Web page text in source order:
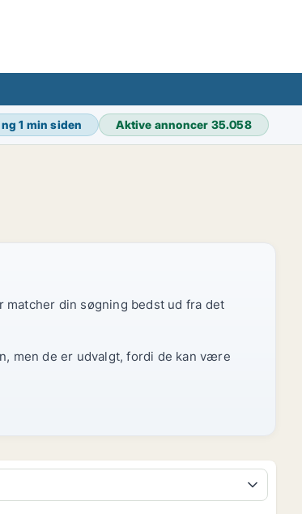
1 min siden Aktive annoncer 35.058
din søgning bedst ud fra det
men de er udvalgt, fordi de kan være